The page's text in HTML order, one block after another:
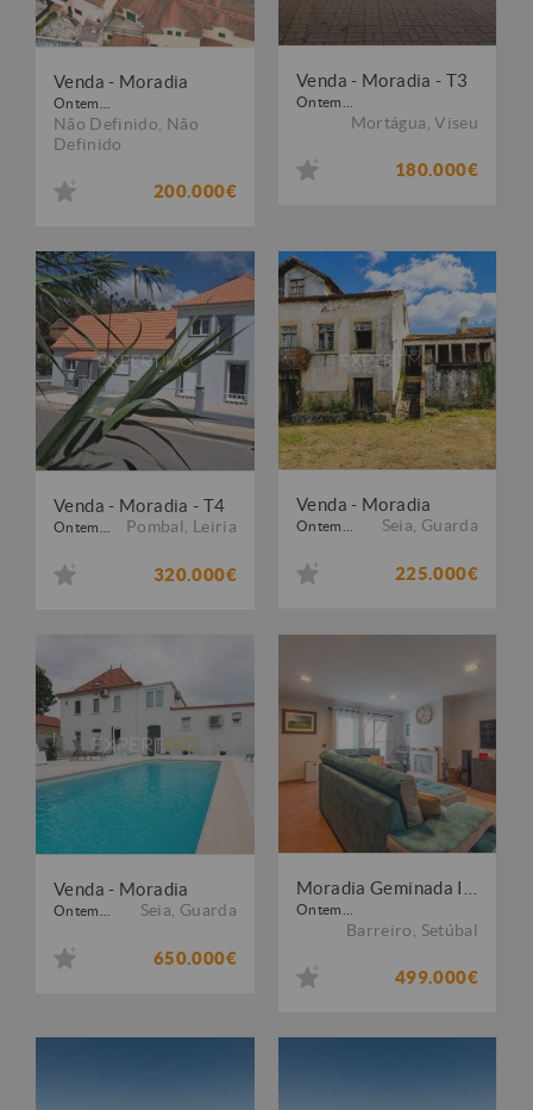
Venda - Moradia
Ontem...
Não Definido Não
Definido
200.000€
Venda - Moradia - T3
Ontem...
Mortágua ,Viseu
180.000€
Venda - Moradia - T4
Ontem... Pombal Leiria
320.000€
Venda - Moradia
Ontem... Seia Guarda
225.000€
Venda - Moradia
Ontem... Seia Guarda
650.000€
Ontem...
Barreiro Setúbal
499.000€